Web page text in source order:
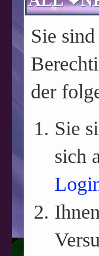
Sie
der
Sie
sich